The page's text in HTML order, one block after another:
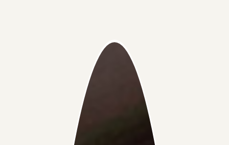
議，為減低受感染的機會，前往高風險地區旅遊的人士，
可考慮接種腦膜炎雙球菌疫苗。
目前至少有 12 種腦膜炎雙球菌（或作「血清群」），此疫
苗針腦膜炎雙球菌主要分為 12 個不同的血清群，其中 6 種
最常見，包括 A、B、C、W、X 及 Y 型，在香港則以 B 型
病例佔多數。ACWY 型四價疫苗注要針對 A、C、W135
及 Y 血清群，對 B 型的雙球菌沒有效用。
若要預防 B 血清群導致的腦膜炎球菌感染，則需要接種 B
型腦膜炎雙球菌疫苗。